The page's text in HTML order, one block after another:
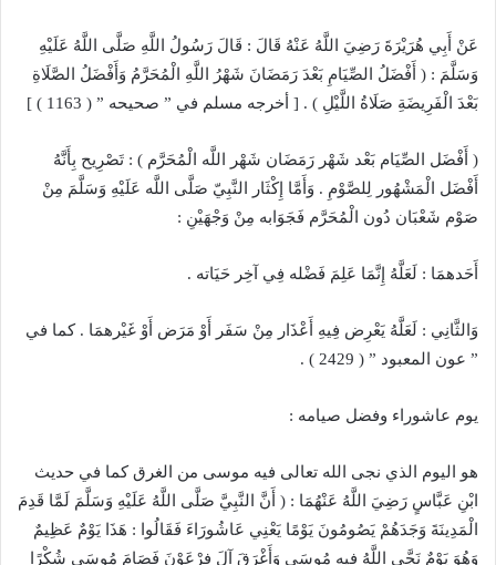
عَنْ أَبِي هُرَيْرَةَ رَضِيَ اللَّهُ عَنْهُ قَالَ : قَالَ رَسُولُ اللَّهِ صَلَّى اللَّهُ عَلَيْهِ
وَسَلَّمَ : ( أَفْضَلُ الصِّيَامِ بَعْدَ رَمَضَانَ شَهْرُ اللَّهِ الْمُحَرَّمُ وَأَفْضَلُ الصَّلَاةِ
بَعْدَ الْفَرِيضَةِ صَلَاةُ اللَّيْلِ ) . [ أخرجه مسلم في ” صحيحه ” ( 1163 ) ]
( أَفْضَل الصِّيَام بَعْد شَهْر رَمَضَان شَهْر اللَّه الْمُحَرَّم ) : تَصْرِيح بِأَنَّهُ
أَفْضَل الْمَشْهُور لِلصَّوْمِ . وَأَمَّا إِكْثَار النَّبِيّ صَلَّى اللَّه عَلَيْهِ وَسَلَّمَ مِنْ
صَوْم شَعْبَان دُون الْمُحَرَّم فَجَوَابه مِنْ وَجْهَيْنِ :
أَحَدهمَا : لَعَلَّهُ إِنَّمَا عَلِمَ فَضْله فِي آخِر حَيَاته .
وَالثَّانِي : لَعَلَّهُ يَعْرِض فِيهِ أَعْذَار مِنْ سَفَر أَوْ مَرَض أَوْ غَيْرهمَا . كما في
” عون المعبود ” ( 2429 ) .
يوم عاشوراء وفضل صيامه :
هو اليوم الذي نجى الله تعالى فيه موسى من الغرق كما في حديث
ابْنِ عَبَّاسٍ رَضِيَ اللَّهُ عَنْهُمَا : ( أَنَّ النَّبِيَّ صَلَّى اللَّهُ عَلَيْهِ وَسَلَّمَ لَمَّا قَدِمَ
الْمَدِينَةَ وَجَدَهُمْ يَصُومُونَ يَوْمًا يَعْنِي عَاشُورَاءَ فَقَالُوا : هَذَا يَوْمٌ عَظِيمٌ
وَهُوَ يَوْمٌ نَجَّى اللَّهُ فِيهِ مُوسَى وَأَغْرَقَ آلَ فِرْعَوْنَ فَصَامَ مُوسَى شُكْرًا